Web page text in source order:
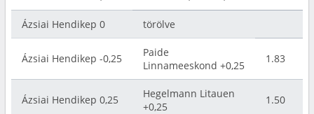
Ázsiai Hendikep 0 törölve
Ázsiai Hendikep -0,25
Paide
Linnameeskond +0,25
1.83
Ázsiai Hendikep 0,25
Hegelmann Litauen
+0,25
1.50